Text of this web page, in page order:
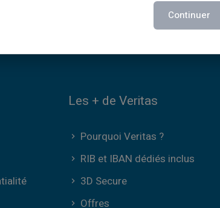
Les + de Veritas
Pourquoi Veritas ?
RIB et IBAN dédiés inclus
3D Secure
Offres
Continuer